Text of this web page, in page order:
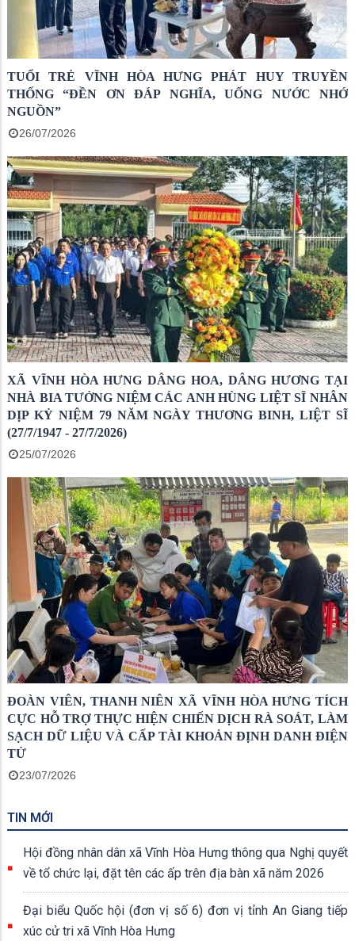
TUỔI TRẺ VĨNH HÒA HƯNG PHÁT HUY TRUYỀN
THỐNG “ĐỀN ƠN ĐÁP NGHĨA, UỐNG NƯỚC NHỚ
NGUỒN”
26/07/2026
XÃ VĨNH HÒA HƯNG DÂNG HOA, DÂNG HƯƠNG TẠI
NHÀ BIA TƯỞNG NIỆM CÁC ANH HÙNG LIỆT SĨ NHÂN
DỊP KỶ NIỆM 79 NĂM NGÀY THƯƠNG BINH, LIỆT SĨ
(27/7/1947 - 27/7/2026)
25/07/2026
ĐOÀN VIÊN, THANH NIÊN XÃ VĨNH HÒA HƯNG TÍCH
CỰC HỖ TRỢ THỰC HIỆN CHIẾN DỊCH RÀ SOÁT, LÀM
SẠCH DỮ LIỆU VÀ CẤP TÀI KHOẢN ĐỊNH DANH ĐIỆN
TỬ
23/07/2026
TIN MỚI
Hội đồng nhân dân xã Vĩnh Hòa Hưng thông qua Nghị quyết
về tổ chức lại, đặt tên các ấp trên địa bàn xã năm 2026
Đại biểu Quốc hội (đơn vị số 6) đơn vị tỉnh An Giang tiếp
xúc cử tri xã Vĩnh Hòa Hưng